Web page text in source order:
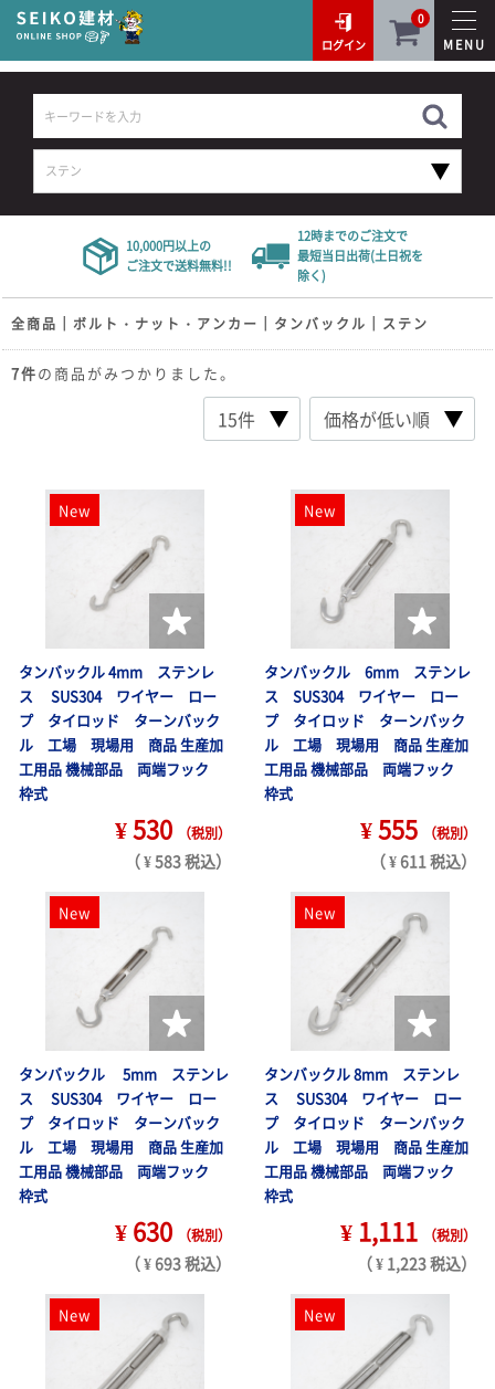
0
ログイン
MENU
10,000円以上の
ご注文で送料無料!!
12時までのご注文で
最短当日出荷(土日祝を
除く)
全商品 ボルト・ナット・アンカー タンバックル ステン
7件の商品がみつかりました。
New
タンバックル 4mm ステンレ
ス SUS304 ワイヤー ロー
プ タイロッド ターンバック
ル 工場 現場用 商品 生産加
工用品 機械部品 両端フック
枠式
¥ 530 （税別）
（ ¥ 583 税込）
New
タンバックル 6mm ステンレ
ス SUS304 ワイヤー ロー
プ タイロッド ターンバック
ル 工場 現場用 商品 生産加
工用品 機械部品 両端フック
枠式
¥ 555 （税別）
（ ¥ 611 税込）
New
タンバックル 5mm ステンレ
ス SUS304 ワイヤー ロー
プ タイロッド ターンバック
ル 工場 現場用 商品 生産加
工用品 機械部品 両端フック
枠式
¥ 630 （税別）
（ ¥ 693 税込）
New
タンバックル 8mm ステンレ
ス SUS304 ワイヤー ロー
プ タイロッド ターンバック
ル 工場 現場用 商品 生産加
工用品 機械部品 両端フック
枠式
¥ 1,111 （税別）
（ ¥ 1,223 税込）
New New